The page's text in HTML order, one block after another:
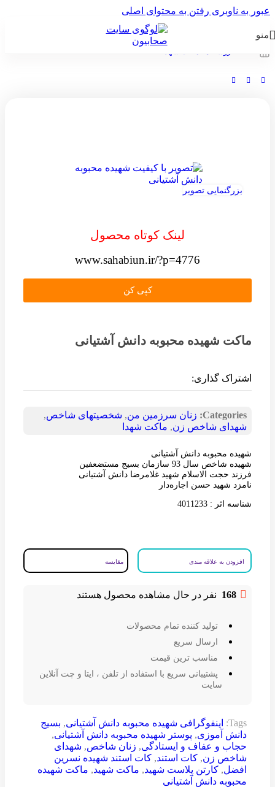
عبور به ناوبری رفتن به محتوای اصلی
منو
بزرگنمایی تصویر
لینک کوتاه محصول
www.sahabiun.ir/?p=4776
کپی کن
ماکت شهیده محبوبه دانش آشتیانی
اشتراک گذاری:
Categories: زنان سرزمین من, شخصیتهای شاخص,
شهدای شاخص زن, ماکت شهدا
شهیده محبوبه دانش آشتیانی
شهیده شاخص سال 93 سازمان بسیج مستضعفین
فرزند حجت الاسلام شهید غلامرضا دانش آشتیانی
نامزد شهید حسن اجاره‌دار
شناسه اثر : 4011233
افزودن به علاقه مندی مقایسه
168 نفر در حال مشاهده محصول هستند
تولید کننده تمام محصولات
ارسال سریع
مناسب ترین قیمت
پشتیبانی سریع با استفاده از تلفن ، ایتا و چت آنلاین
سایت
Tags: اینفوگرافی شهیده محبوبه دانش آشتیانی, بسیج
دانش آموزی, پوستر شهیده محبوبه دانش آشتیانی,
حجاب و عفاف و ایستادگی, زنان شاخص, شهدای
شاخص زن, کات استند, کات استند شهیده نسرین
افضل, کارتن پلاست شهید, ماکت شهید, ماکت شهیده
محبوبه دانش آشتیانی